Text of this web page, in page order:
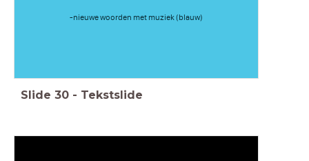
-nieuwe woorden met muziek (blauw)
Slide 30 - Tekstslide